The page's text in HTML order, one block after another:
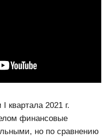
квартала 2021 г.
финансовые
но по сравнению